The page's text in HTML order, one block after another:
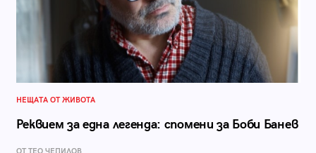
НЕЩАТА ОТ ЖИВОТА
Реквием за една легенда: спомени за Боби Банев